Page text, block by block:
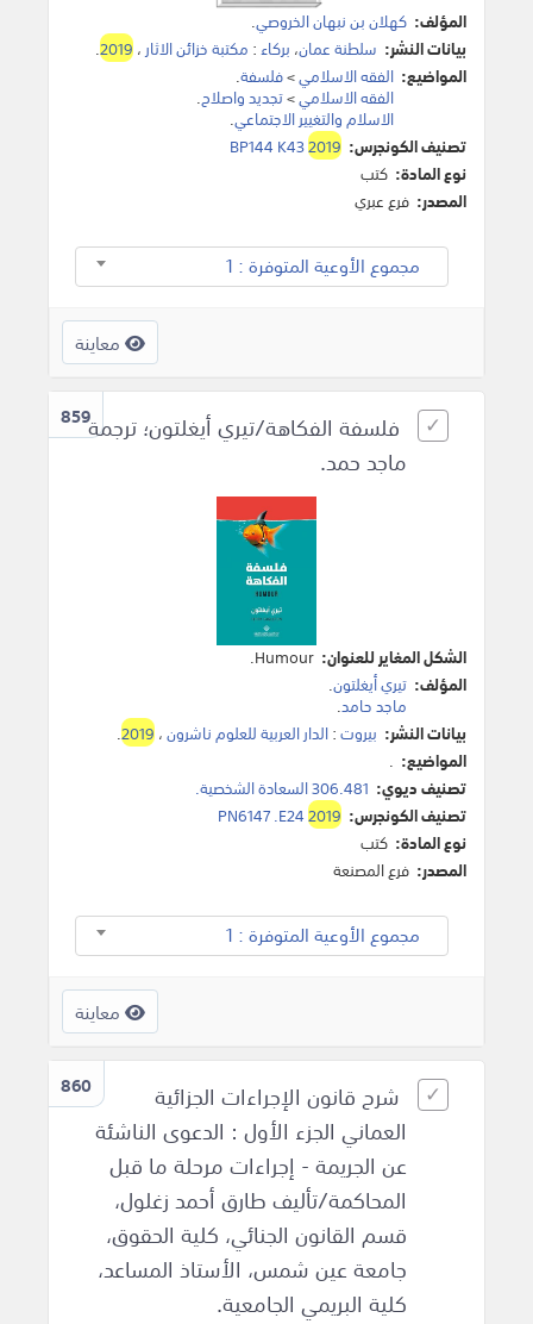
المؤلف: كهلان بن نبهان الخروصي.
بيانات النشر: سلطنة عمان، بركاء: مكتبة خزائن الاثار ،2019
.
المواضيع: الفقه الاسلامي>فلسفة.
الفقه الاسلامي>تجديد واصلاح.
الاسلام والتغيير الاجتماعي.
تصنيف الكونجرس:
BP144 K432019
نوع المادة: كتب
المصدر: فرع عبري
مجموع الأوعية المتوفرة : 1
معاينة
859فلسفة الفكاهة/تيري أيغلتون؛ ترجمة
ماجد حمد.
الشكل المغاير للعنوان: Humour.
المؤلف: تيري أيغلتون.
ماجد حامد.
بيانات النشر: بيروت:الدار العربية للعلوم ناشرون،2019
.
المواضيع: .
تصنيف ديوي: 306.481 السعادة الشخصية.
تصنيف الكونجرس:
PN6147 .E242019
نوع المادة: كتب
المصدر: فرع المصنعة
مجموع الأوعية المتوفرة : 1
معاينة
860
شرح قانون الإجراءات الجزائية
العماني الجزء الأول : الدعوى الناشئة
عن الجريمة - إجراءات مرحلة ما قبل
المحاكمة/تأليف طارق أحمد زغلول،
قسم القانون الجنائي، كلية الحقوق،
جامعة عين شمس، الأستاذ المساعد،
كلية البريمي الجامعية.